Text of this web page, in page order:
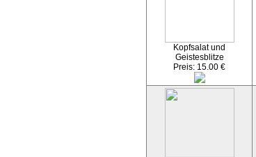
Kopfsalat und
Geistesblitze
Preis: 15.00 €